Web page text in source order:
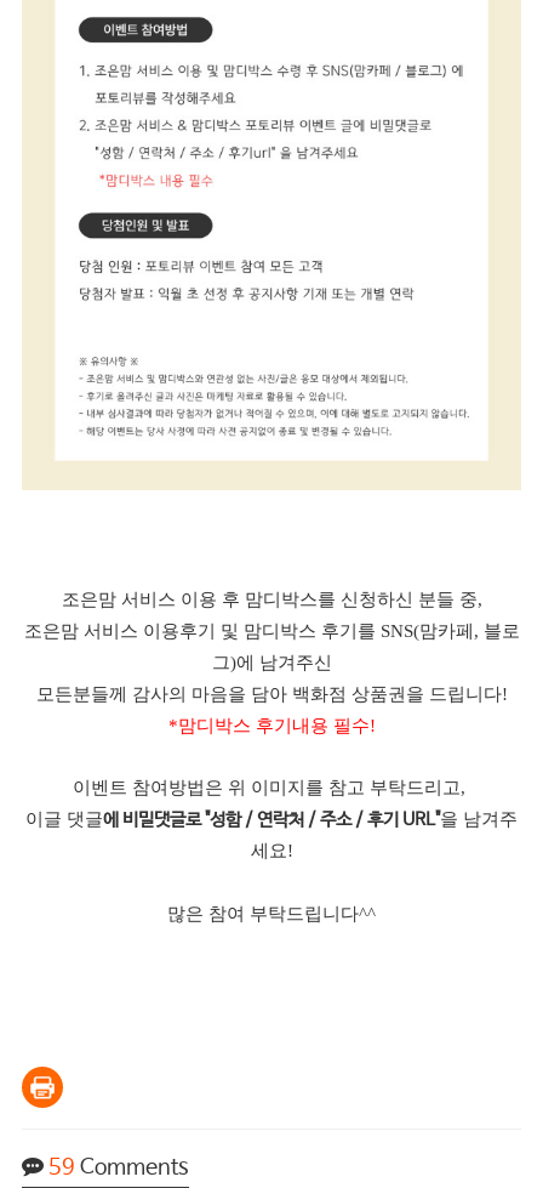
조은맘 서비스 이용 후 맘디박스를 신청하신 분들 중,
조은맘 서비스 이용후기 및 맘디박스 후기를 SNS(맘카페, 블로
그)에 남겨주신
모든분들께 감사의 마음을 담아 백화점 상품권을 드립니다!
*맘디박스 후기내용 필수!
이벤트 참여방법은 위 이미지를 참고 부탁드리고,
이글 댓글에 비밀댓글로 "성함 / 연락처 / 주소 / 후기 URL"을 남겨주
세요!
많은 참여 부탁드립니다^^
59 Comments